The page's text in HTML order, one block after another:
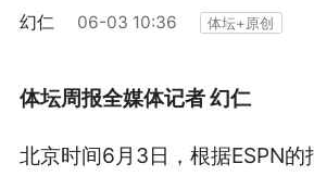
幻仁 06-03 10:36 体坛+原创
体坛周报全媒体记者 幻仁
北京时间6月3日，根据ESPN的